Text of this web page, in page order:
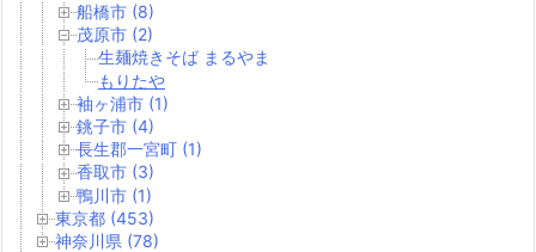
船橋市 (8)
茂原市 (2)
生麺焼きそば まるやま
もりたや
袖ヶ浦市 (1)
銚子市 (4)
長生郡一宮町 (1)
香取市 (3)
鴨川市 (1)
東京都 (453)
神奈川県 (78)